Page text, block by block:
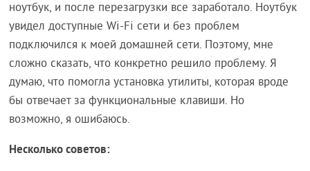
ноутбук, и после перезагрузки все заработало. Ноутбук
увидел доступные Wi-Fi сети и без проблем
подключился к моей домашней сети. Поэтому, мне
сложно сказать, что конкретно решило проблему. Я
думаю, что помогла установка утилиты, которая вроде
бы отвечает за функциональные клавиши. Но
возможно, я ошибаюсь.
Несколько советов: